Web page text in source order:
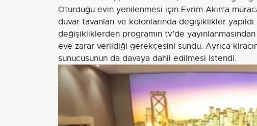
Oturduğu evin yenilenmesi için Evrim Akın’a
duvar tavanları ve kolonlarında değişiklikler
değişikliklerden programın tv’de
eve zarar verildiği gerekçesini sundu. Ayrıca
sunucusunun da davaya dahil edilmesi istendi.